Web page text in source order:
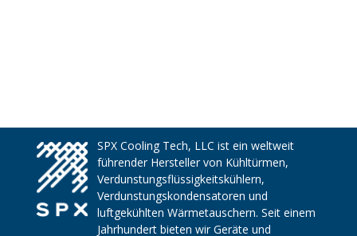
SPX Cooling Tech, LLC ist ein weltweit
führender Hersteller von Kühltürmen,
Verdunstungsflüssigkeitskühlern,
Verdunstungskondensatoren und
luftgekühlten Wärmetauschern. Seit einem
Jahrhundert bieten wir Geräte und